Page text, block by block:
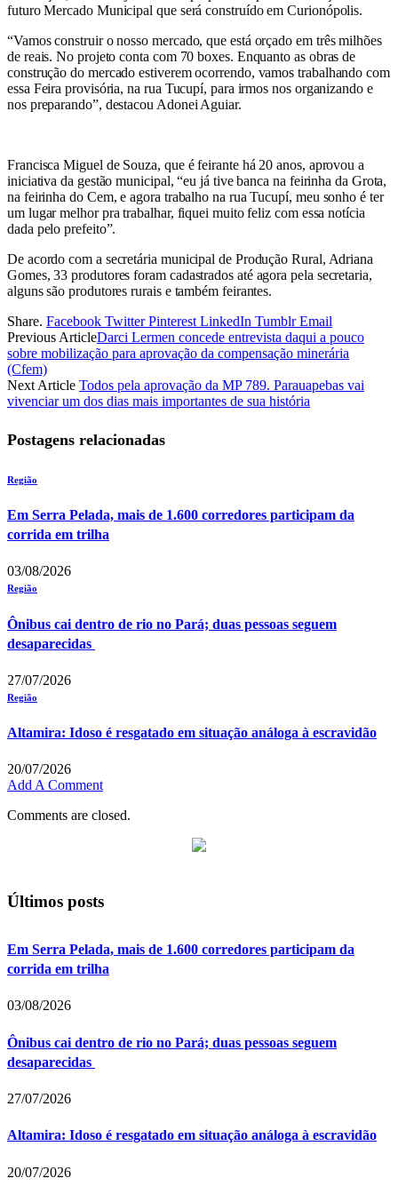
futuro Mercado Municipal que será construído em Curionópolis.
“Vamos construir o nosso mercado, que está orçado em três milhões
de reais. No projeto conta com 70 boxes. Enquanto as obras de
construção do mercado estiverem ocorrendo, vamos trabalhando com
essa Feira provisória, na rua Tucupí, para irmos nos organizando e
nos preparando”, destacou Adonei Aguiar.
Francisca Miguel de Souza, que é feirante há 20 anos, aprovou a
iniciativa da gestão municipal, “eu já tive banca na feirinha da Grota,
na feirinha do Cem, e agora trabalho na rua Tucupí, meu sonho é ter
um lugar melhor pra trabalhar, fiquei muito feliz com essa notícia
dada pelo prefeito”.
De acordo com a secretária municipal de Produção Rural, Adriana
Gomes, 33 produtores foram cadastrados até agora pela secretaria,
alguns são produtores rurais e também feirantes.
Share. Facebook Twitter Pinterest LinkedIn Tumblr Email
Previous ArticleDarci Lermen concede entrevista daqui a pouco
sobre mobilização para aprovação da compensação minerária
(Cfem)
Next Article Todos pela aprovação da MP 789. Parauapebas vai
vivenciar um dos dias mais importantes de sua história
Postagens relacionadas
Região
Em Serra Pelada, mais de 1.600 corredores participam da
corrida em trilha
03/08/2026
Região
Ônibus cai dentro de rio no Pará; duas pessoas seguem
desaparecidas
27/07/2026
Região
Altamira: Idoso é resgatado em situação análoga à escravidão
20/07/2026
Add A Comment
Comments are closed.
Últimos posts
Em Serra Pelada, mais de 1.600 corredores participam da
corrida em trilha
03/08/2026
Ônibus cai dentro de rio no Pará; duas pessoas seguem
desaparecidas
27/07/2026
Altamira: Idoso é resgatado em situação análoga à escravidão
20/07/2026